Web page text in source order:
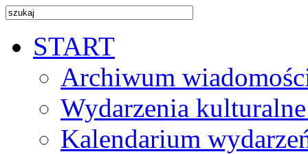
START
Archiwum
Wydarzenia
Kalendarium